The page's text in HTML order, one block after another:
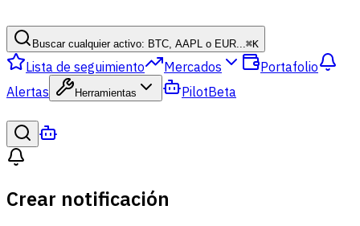
Buscar cualquier activo: BTC, AAPL o EUR...⌘K
Lista de seguimiento Mercados
Portafolio
Alertas
Herramientas PilotBeta
Crear notificación